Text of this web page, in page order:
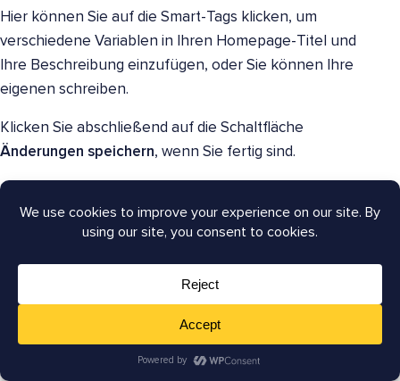
Hier können Sie auf die Smart-Tags klicken, um
verschiedene Variablen in Ihren Homepage-Titel und
Ihre Beschreibung einzufügen, oder Sie können Ihre
eigenen schreiben.
Klicken Sie abschließend auf die Schaltfläche
Änderungen speichern, wenn Sie fertig sind.
Das war's.
Sie haben nun Twitter Cards in WordPress hinzugefügt,
Ihre Homepage auf Twitter geteilt wird.
wie Sie Twitter Cards in WordPress hinzufügen, und hat
Ihnen das Potenzial von Twitter Cards für mehr